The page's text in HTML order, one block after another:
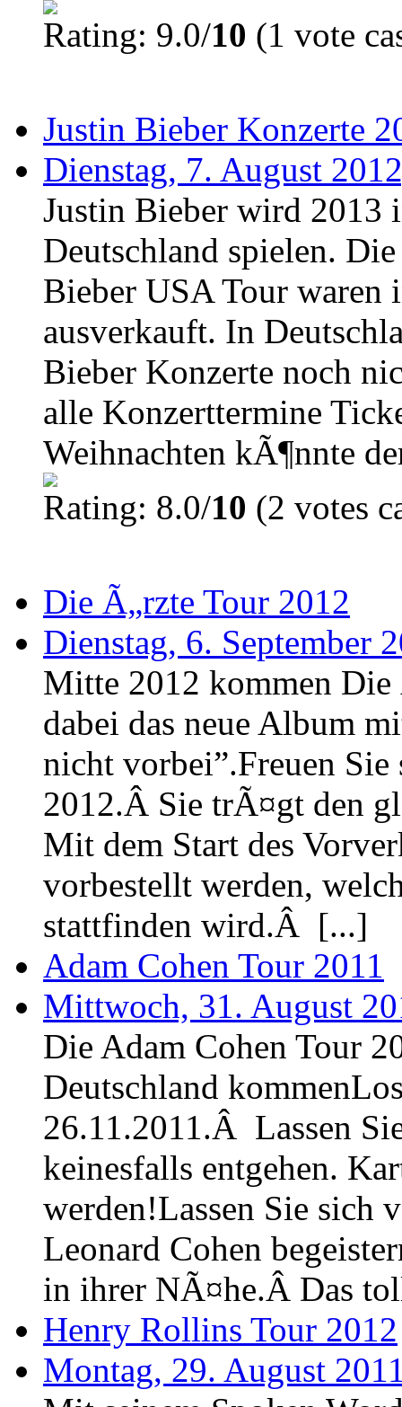
Rating: 9.0/10 (1 vote
Justin Bieber Konzerte
Dienstag, 7. August
Justin Bieber wird 2013
Deutschland spielen.
Bieber USA Tour waren
ausverkauft. In
Bieber Konzerte noch
alle Konzerttermine
Weihnachten kÃ¶nnte
Rating: 8.0/10 (2 votes
Die Ã„rzte Tour 2012
Dienstag, 6. September
Mitte 2012 kommen
dabei das neue Album
nicht vorbei”.Freuen
2012.Â Sie trÃ¤gt den
Mit dem Start des
vorbestellt werden,
stattfinden wird.Â [...]
Adam Cohen Tour 2011
Mittwoch, 31. August
Die Adam Cohen Tour
Deutschland
26.11.2011.Â Lassen
keinesfalls entgehen.
werden!Lassen Sie sich
Leonard Cohen
in ihrer NÃ¤he.Â Das
Henry Rollins Tour 2012
Montag, 29. August